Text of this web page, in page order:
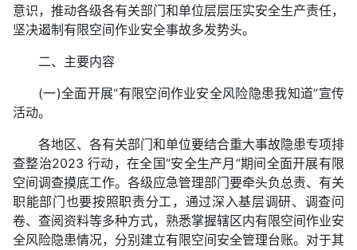
意识，推动各级各有关部门和单位层层压实安全生产责任，
坚决遏制有限空间作业安全事故多发势头。
二、主要内容
(一)全面开展“有限空间作业安全风险隐患我知道”宣传
活动。
各地区、各有关部门和单位要结合重大事故隐患专项排
查整治2023 行动，在全国“安全生产月”期间全面开展有限
空间调查摸底工作。各级应急管理部门要牵头负总责、有关
职能部门也要按照职责分工，通过深入基层调研、调查问
卷、查阅资料等多种方式，熟悉掌握辖区内有限空间作业安
全风险隐患情况，分别建立有限空间安全管理台账。对于其